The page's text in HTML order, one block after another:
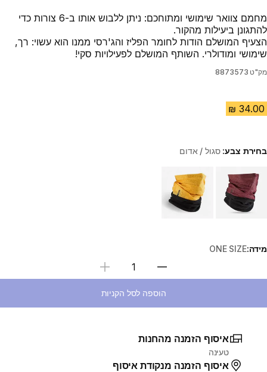
מחמם צוואר שימושי ומתוחכם: ניתן ללבוש אותו ב-6 צורות כדי
להתגונן ביעילות מהקור.
הצעיף המושלם הודות לחומר הפליז והג'רסי ממנו הוא עשוי: רך,
שימושי ומודולרי. השותף המושלם לפעילויות סקי!
מק"ט 8873573
בחירת צבע:סגול / אדום
Choose a variant
מידה:ONE SIZE
בחירת כמות
הוספה לסל הקניות
איסוף הזמנה מהחנות
טעינה
איסוף הזמנה מנקודת איסוף